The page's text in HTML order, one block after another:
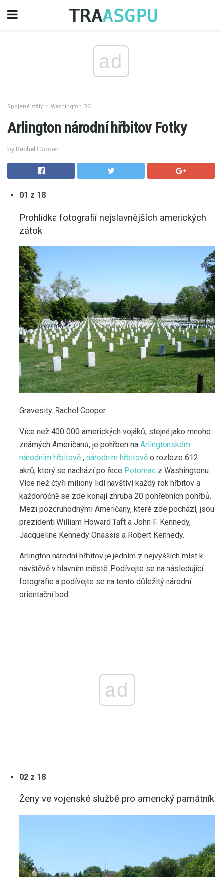
ad
Spojené státy Washington DC
Arlington národní hřbitov Fotky
by Rachel Cooper
01 z 18
Prohlídka fotografií nejslavnějších amerických
zátok
Gravesity. Rachel Cooper
Více než 400 000 amerických vojáků, stejně jako mnoho
známých Američanů, je pohřben na Arlingtonském
národním hřbitově , národním hřbitově o rozloze 612
akrů, který se nachází po řece Potomac z Washingtonu.
Více než čtyři miliony lidí navštíví každý rok hřbitov a
každoročně se zde konají zhruba 20 pohřebních pohřbů.
Mezi pozoruhodnými Američany, které zde pochází, jsou
prezidenti William Howard Taft a John F. Kennedy,
Jacqueline Kennedy Onassis a Robert Kennedy.
Arlington národní hřbitov je jedním z nejvyšších míst k
návštěvě v hlavním městě. Podívejte se na následující
fotografie a podívejte se na tento důležitý národní
orientační bod.
ad
02 z 18
Ženy ve vojenské službě pro americký památník